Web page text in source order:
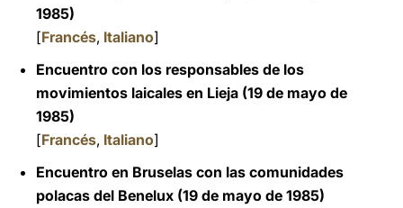
1985)
[Francés, Italiano]
Encuentro con los responsables de los
movimientos laicales en Lieja (19 de mayo de
1985)
[Francés, Italiano]
Encuentro en Bruselas con las comunidades
polacas del Benelux (19 de mayo de 1985)